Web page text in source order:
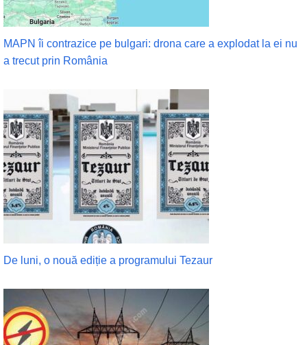
MAPN îi contrazice pe bulgari: drona care a explodat la ei nu
a trecut prin România
De luni, o nouă ediție a programului Tezaur